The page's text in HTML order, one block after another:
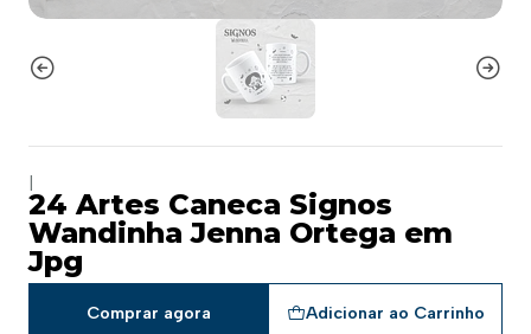
24 Artes Caneca Signos
Wandinha Jenna Ortega em
Jpg
Adicionar ao Carrinho
Comprar agora